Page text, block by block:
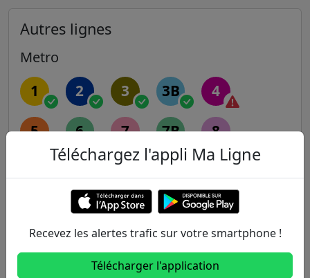
Autres lignes
Metro
1 2 3 3B 4
5 6 7 7B 8
11 12
RER
Téléchargez l'appli Ma Ligne
Recevez les alertes trafic sur votre smartphone !
Télécharger l'application